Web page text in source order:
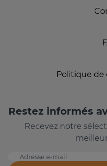
Politique
Restez informés
Recevez notre
Adresse e-mail